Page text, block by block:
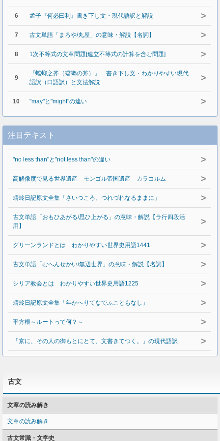
6 孟子『何必曰利』書き下し文・現代語訳と解説 >
7 古文単語「まろや/丸屋」の意味・解説【名詞】 >
8 1次不等式の文章問題[連立不等式の計算を含む問題] >
9
『蟷螂之斧（蟷螂の斧）』 書き下し文・わかりやすい現代
語訳（口語訳）と文法解説
>
10 "may"と"might"の違い >
注目テキスト
"no less than"と"not less than"の違い >
高解像度で見る世界遺産 モンゴル帝国遺産 カラコルム >
蜻蛉日記原文全集「さいつころ、つれづれなるままに」 >
古文単語「おもひあがる/思ひ上がる」の意味・解説【ラ行四段活
用】
>
グリーンランドとは わかりやすい世界史用語1441 >
古文単語「むへんせかい/無辺世界」の意味・解説【名詞】 >
シリア教会とは わかりやすい世界史用語1225 >
蜻蛉日記原文全集「年かへりてなでふこともなし」 >
平方根～ルートって何？～ >
「京に、その人の御もとにとて、文書きてつく。」の現代語訳 >
古文
文章の読み解き
文章の読み解き
古文常識・文学史